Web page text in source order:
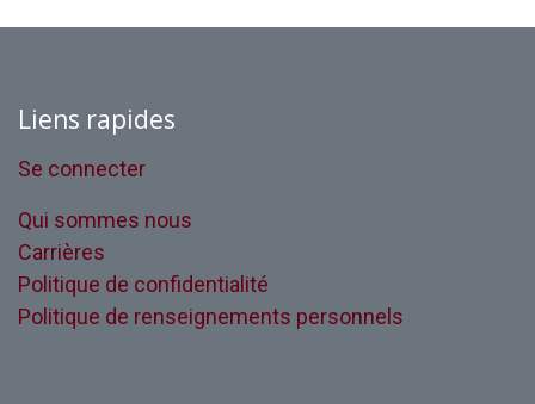
Liens rapides
Se connecter
Qui sommes nous
Carrières
Politique de confidentialité
Politique de renseignements personnels